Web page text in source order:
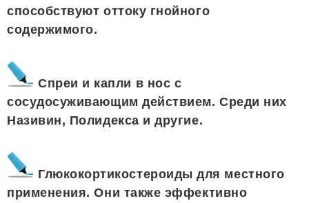
способствуют оттоку гнойного
содержимого.
Спреи и капли в нос с
сосудосуживающим действием. Среди них
Називин, Полидекса и другие.
Глюкокортикостероиды для местного
применения. Они также эффективно